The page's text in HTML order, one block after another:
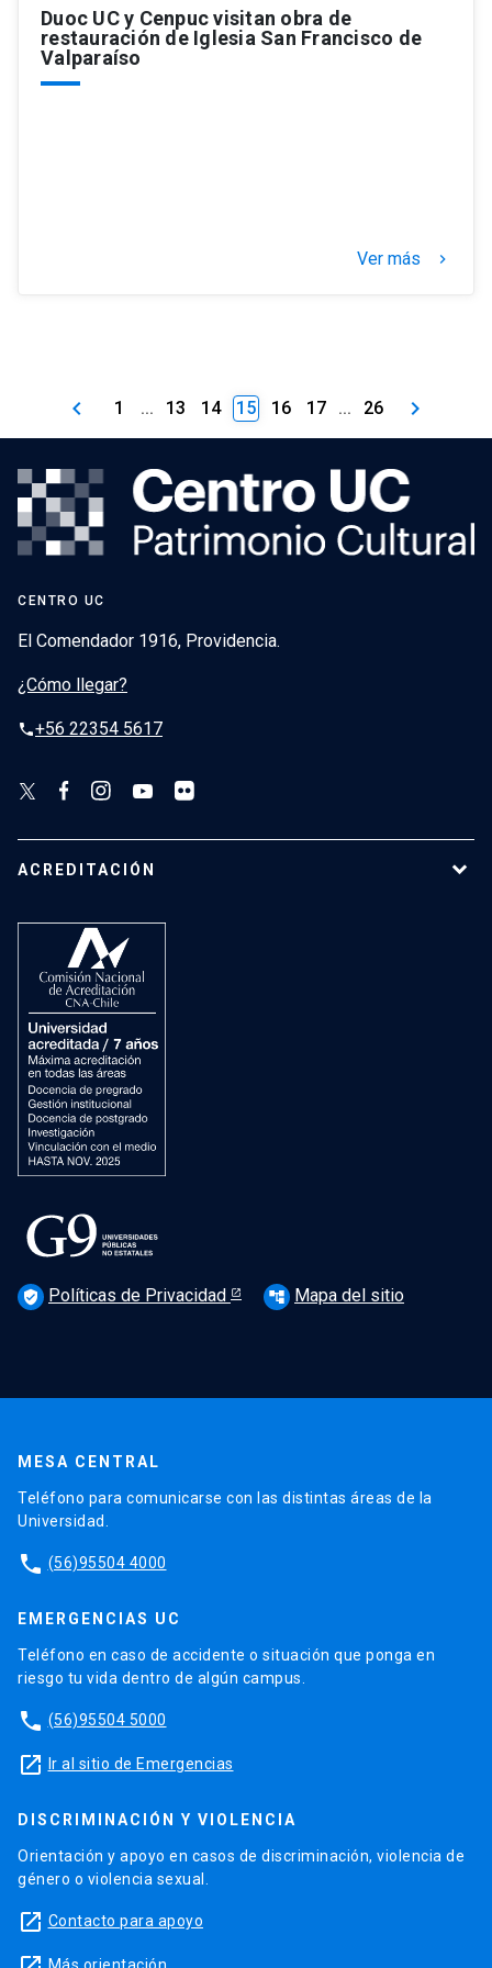
Duoc UC y Cenpuc visitan obra de
restauración de Iglesia San Francisco de
Valparaíso
Ver más keyboard_arrow_right
keyboard_arrow_left 1 ... 13 14 15 16 17 ... 26 keyboard_arrow_right
CENTRO UC
El Comendador 1916, Providencia.
¿Cómo llegar?
phone+56 22354 5617
ACREDITACIÓN
verified_user Políticas de Privacidad account_tree Mapa del sitio
MESA CENTRAL
Teléfono para comunicarse con las distintas áreas de la
Universidad.
phone (56)95504 4000
EMERGENCIAS UC
Teléfono en caso de accidente o situación que ponga en
riesgo tu vida dentro de algún campus.
phone (56)95504 5000
launch Ir al sitio de Emergencias
DISCRIMINACIÓN Y VIOLENCIA
Orientación y apoyo en casos de discriminación, violencia de
género o violencia sexual.
launch Contacto para apoyo
Más orientación